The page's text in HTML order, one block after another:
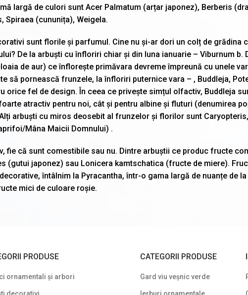
largă de culori sunt Acer Palmatum (arțar japonez), Berberis
Spiraea (cununița), Weigela.
sunt florile și parfumul. Cine nu și-ar dori un colț de grădina
De la arbuști cu înfloriri chiar și din luna ianuarie – Viburnum b.
de aur) ce înflorește primăvara devreme împreună cu unele
să pornească frunzele, la înfloriri puternice vara – , Buddleja,
orice fel de design. În ceea ce privește simțul olfactiv, Buddleja
atractiv pentru noi, cât și pentru albine și fluturi (denumirea
arbuști cu miros deosebit al frunzelor și florilor sunt Caryopteris,
Mâna Maicii Domnului) .
fie că sunt comestibile sau nu. Dintre arbuștii ce produc fructe
(gutui japonez) sau Lonicera kamtschatica (fructe de miere).
întâlnim la Pyracantha, într-o gama largă de nuanțe de la
mici de culoare roșie.
PRODUSE
ornamentali și arbori
decorativi
CATEGORII PRODUSE
Gard viu veșnic verde
Ierburi ornamentale